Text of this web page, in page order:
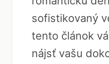
sofistikovaný
tento článok
nájsť vašu